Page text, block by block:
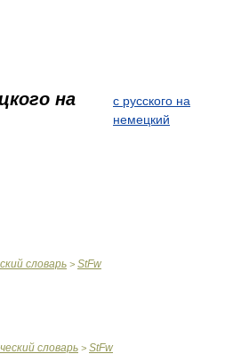
на
с русского на
немецкий
словарь > StFw
словарь > StFw